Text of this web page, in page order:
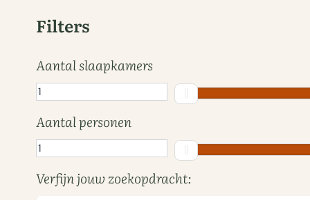
Filters
Aantal slaapkamers
Aantal personen
Verfijn jouw zoekopdracht: